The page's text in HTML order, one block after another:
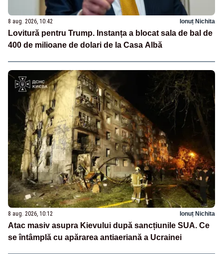
8 aug. 2026, 10:42 Ionuț Nichita
Lovitură pentru Trump. Instanța a blocat sala de bal de
400 de milioane de dolari de la Casa Albă
8 aug. 2026, 10:12 Ionuț Nichita
Atac masiv asupra Kievului după sancțiunile SUA. Ce
se întâmplă cu apărarea antiaeriană a Ucrainei